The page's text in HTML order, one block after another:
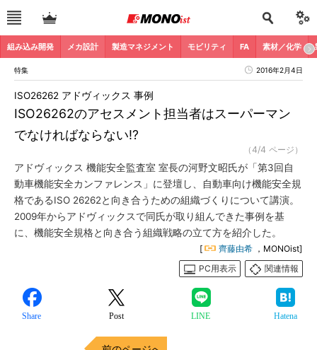
組み込み開発 メカ設計 製造マネジメント モビリティ FA 素材／化学
特集 2016年2月4日
ISO26262のアセスメント担当者はスーパーマン
でなければならない!?
ISO26262 アドヴィックス 事例
（4/4 ページ）
アドヴィックス 機能安全監査室 室長の河野文昭氏が「第3回自
動車機能安全カンファレンス」に登壇し、自動車向け機能安全規
格であるISO 26262と向き合うための組織づくりについて講演。
2009年からアドヴィックスで同氏が取り組んできた事例を基
に、機能安全規格と向き合う組織戦略の立て方を紹介した。
[ 齊藤由希 ，MONOist]
PC用表示
関連情報
Share Post LINE Hatena